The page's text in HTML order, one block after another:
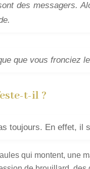
des messagers.
que vous fronciez
t-il ?
toujours. En effet, il
qui montent, une